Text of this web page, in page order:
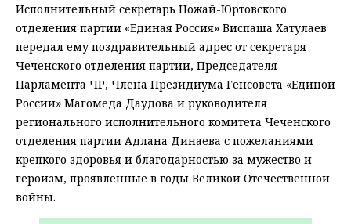
Исполнительный секретарь Ножай-Юртовского
отделения партии «Единая Россия» Виспаша Хатулаев
передал ему поздравительный адрес от секретаря
Чеченского отделения партии, Председателя
Парламента ЧР, Члена Президиума Генсовета «Единой
России» Магомеда Даудова и руководителя
регионального исполнительного комитета Чеченского
отделения партии Адлана Динаева с пожеланиями
крепкого здоровья и благодарностью за мужество и
героизм, проявленные в годы Великой Отечественной
войны.